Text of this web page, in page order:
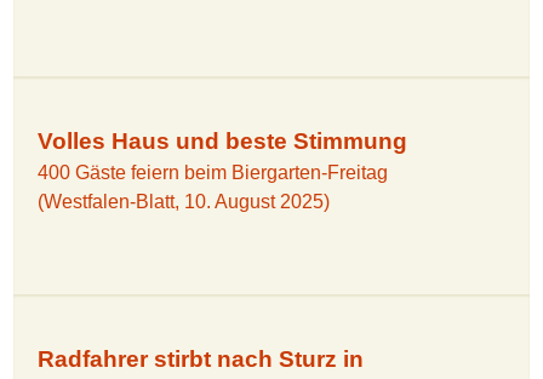
Volles Haus und beste Stimmung
400 Gäste feiern beim Biergarten-Freitag
(Westfalen-Blatt, 10. August 2025)
Radfahrer stirbt nach Sturz in